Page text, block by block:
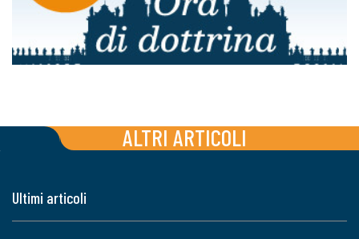
ALTRI ARTICOLI
Ultimi articoli